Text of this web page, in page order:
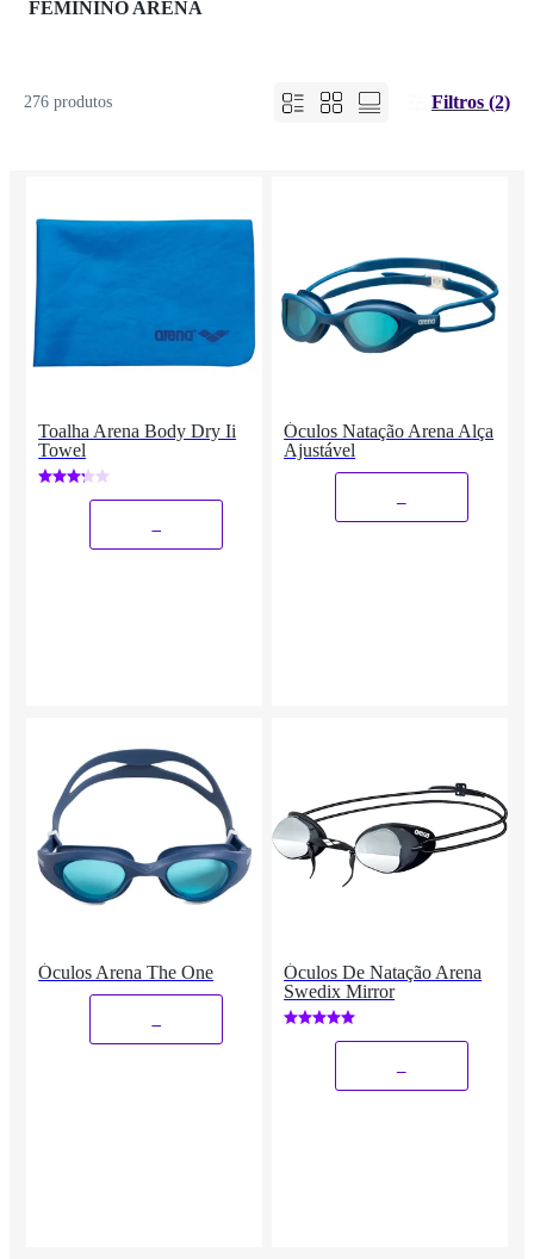
FEMININO ARENA
276 produtos Filtros (2)
Toalha Arena Body Dry Ii
Towel
Óculos Natação Arena Alça
Ajustável
Óculos Arena The One
Óculos De Natação Arena
Swedix Mirror